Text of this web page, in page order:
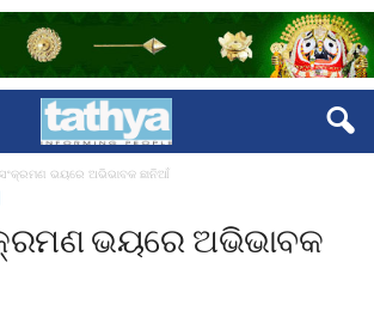
ଭୟରେ ଅଭିଭାବକ ଛାନିଆଁ
ଭୟରେ ଅଭିଭାବକ